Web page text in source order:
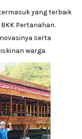
yang terbaik
Pertanahan.
serta
warga.